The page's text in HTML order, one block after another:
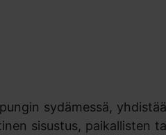
sydämessä,
sisustus, paikallisten